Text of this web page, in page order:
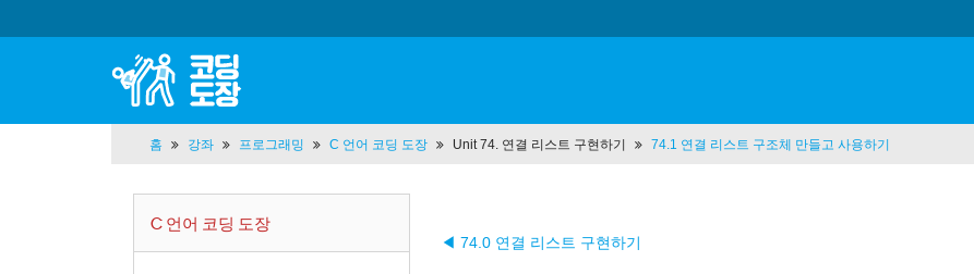
홈 강좌 프로그래밍 C 언어 코딩 도장 Unit 74. 연결 리스트 구현하기 74.1 연결 리스트 구조체 만들고 사용하기
◀ 74.0 연결 리스트 구현하기
C 언어 코딩 도장